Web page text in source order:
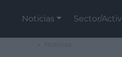
Noticias Sector/